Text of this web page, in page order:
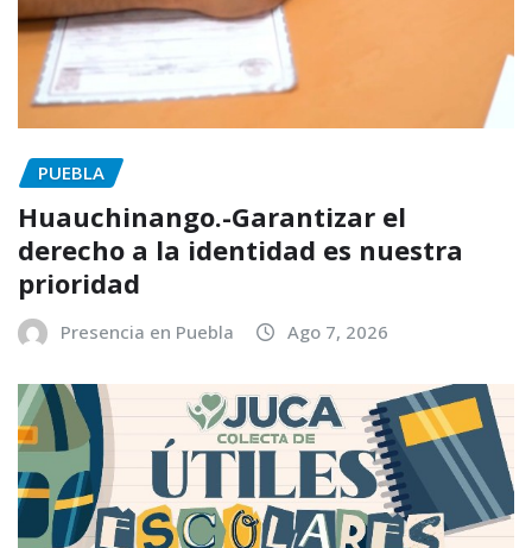
PUEBLA
Huauchinango.-Garantizar el
derecho a la identidad es nuestra
prioridad
Presencia en Puebla Ago 7, 2026